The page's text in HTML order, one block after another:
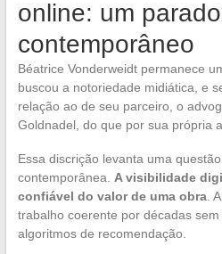
online: um
contemporâneo
Béatrice Vonderweidt permanece
buscou a notoriedade midiática, e
relação ao de seu parceiro, o
Goldnadel, do que por sua própria
Essa discrição levanta uma
contemporânea. A visibilidade
confiável do valor de uma obra.
trabalho coerente por décadas
algoritmos de recomendação.